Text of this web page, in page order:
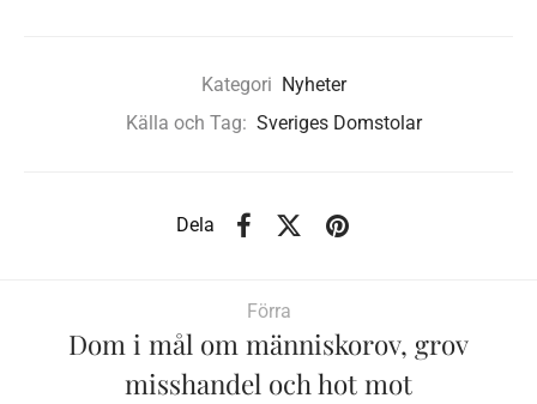
Kategori Nyheter
Källa och Tag: Sveriges Domstolar
Dela
Förra
Dom i mål om människorov, grov
misshandel och hot mot